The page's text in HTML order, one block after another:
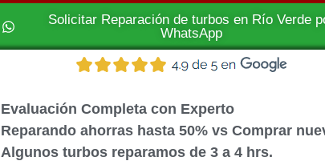
Solicitar Reparación de turbos en Río Verde
WhatsApp
Evaluación Completa con Experto
Reparando ahorras hasta 50% vs Comprar
Algunos turbos reparamos de 3 a 4 hrs.